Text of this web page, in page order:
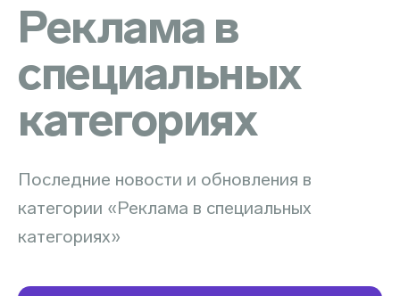
Реклама в
специальных
категориях
Последние новости и обновления в
категории «Реклама в специальных
категориях»